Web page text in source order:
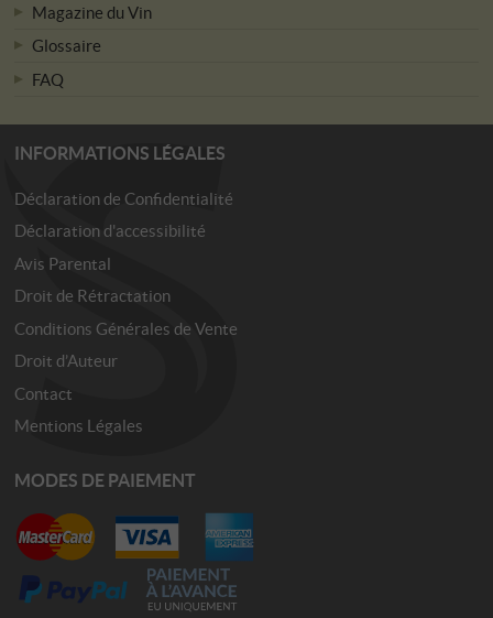
Magazine du Vin
Glossaire
FAQ
INFORMATIONS LÉGALES
Déclaration de Confidentialité
Déclaration d'accessibilité
Avis Parental
Droit de Rétractation
Conditions Générales de Vente
Droit d’Auteur
Contact
Mentions Légales
MODES DE PAIEMENT